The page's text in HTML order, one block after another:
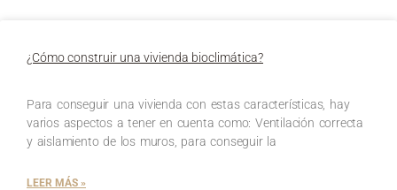
¿Cómo construir una vivienda bioclimática?
Para conseguir una vivienda con estas características, hay
varios aspectos a tener en cuenta como: Ventilación correcta
y aislamiento de los muros, para conseguir la
LEER MÁS »